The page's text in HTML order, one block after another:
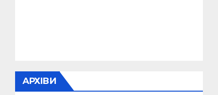
АРХІВИ